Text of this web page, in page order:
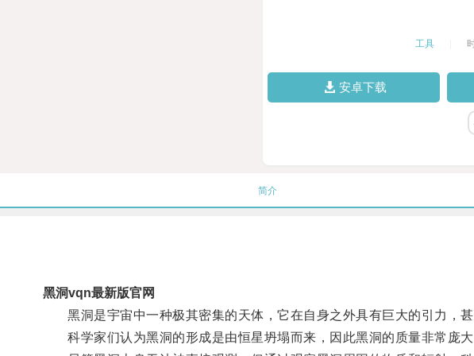
工具
安卓下载
简介
黑洞vqn最新版官网
黑洞是宇宙中一种极其密集的天体，它在自身之外具有巨大的引力，甚
科学家们认为黑洞的形成是由恒星坍塌而来，因此黑洞的质量非常庞大